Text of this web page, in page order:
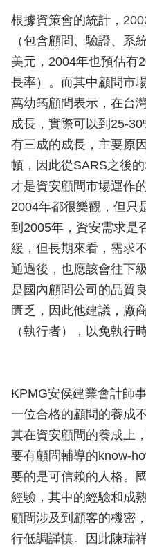
根據資策會的統計，
（包含顧問、驗證、系
美元，2004年也預估有
長率）。而其中顧問市
萬幼筠顧問表示，在台
成長，實際可以到25-
有三成的成長，主要原
頓，因此從SARS之後
才是資安顧問市場運作
2004年都很樂觀，但只
到2005年，資安需求是
緩，但長期來看，需求
通過後，也應該會往下
是國內顧問公司的品質
匱乏，因此他建議，廠
（執行者），以免執行
KPMG安侯建業會計師
一位合格的顧問的養成
其在資安顧問的養成上
要有顧問輔導的know-
要的是可信賴的人格。
經驗，其中的經驗和成
顧問涉及到顧客的機密
行低調謹慎。因此陳瑞